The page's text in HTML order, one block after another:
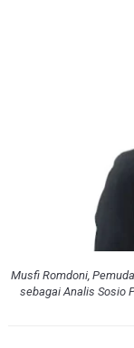
Musfi Romdoni,
sebagai Analis Sosio